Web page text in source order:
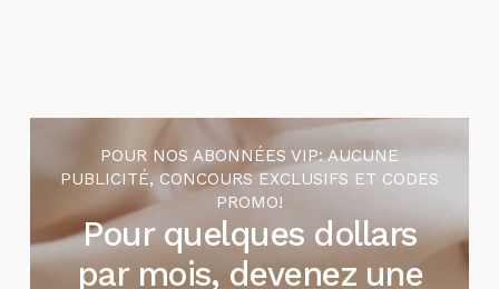
POUR NOS ABONNÉES VIP: AUCUNE
PUBLICITÉ, CONCOURS EXCLUSIFS ET CODES
PROMO!
Pour quelques dollars
par mois, devenez une